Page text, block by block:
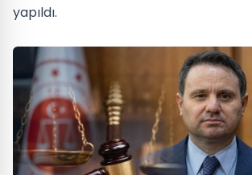
yapıldı.